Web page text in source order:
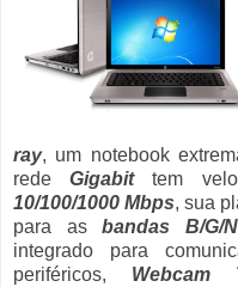
ray, um notebook
redeGigabittem
10/100/1000 Mbps, sua
para asbandas B/G/N
integrado para
periféricos, Webcam